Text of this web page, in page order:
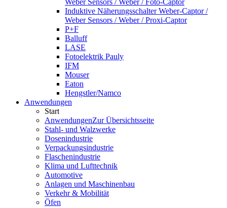
Weber Sensors / Weber / Foto-Captor
Induktive Näherungsschalter Weber-Captor /
Weber Sensors / Weber / Proxi-Captor
P+F
Balluff
LASE
Fotoelektrik Pauly
IFM
Mouser
Eaton
Hengstler/Namco
Anwendungen
Start
AnwendungenZur Übersichtsseite
Stahl- und Walzwerke
Dosenindustrie
Verpackungsindustrie
Flaschenindustrie
Klima und Lufttechnik
Automotive
Anlagen und Maschinenbau
Verkehr & Mobilität
Öfen